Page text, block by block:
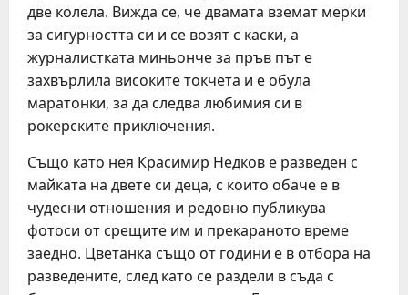
две колела. Вижда се, че двамата вземат мерки
за сигурността си и се возят с каски, а
журналистката миньонче за пръв път е
захвърлила високите токчета и е обула
маратонки, за да следва любимия си в
рокерските приключения.
Също като нея Красимир Недков е разведен с
майката на двете си деца, с които обаче е в
чудесни отношения и редовно публикува
фотоси от срещите им и прекараното време
заедно. Цветанка също от години е в отбора на
разведените, след като се раздели в съда с